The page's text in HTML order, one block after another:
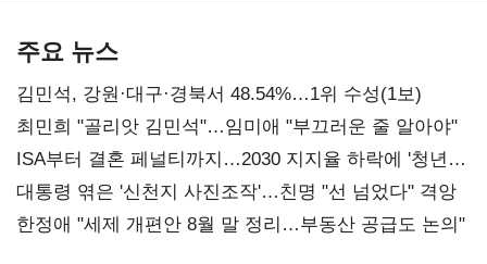
주요 뉴스
김민석, 강원·대구·경북서 48.54%…1위 수성(1보)
최민희 "골리앗 김민석"…임미애 "부끄러운 줄 알아야"
ISA부터 결혼 페널티까지…2030 지지율 하락에 '청년
챙기기'
대통령 엮은 '신천지 사진조작'…친명 "선 넘었다" 격앙
한정애 "세제 개편안 8월 말 정리…부동산 공급도 논의"